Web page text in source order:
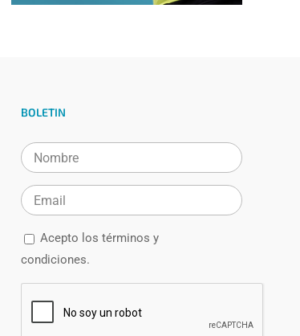
BOLETIN
Acepto los términos y
condiciones.